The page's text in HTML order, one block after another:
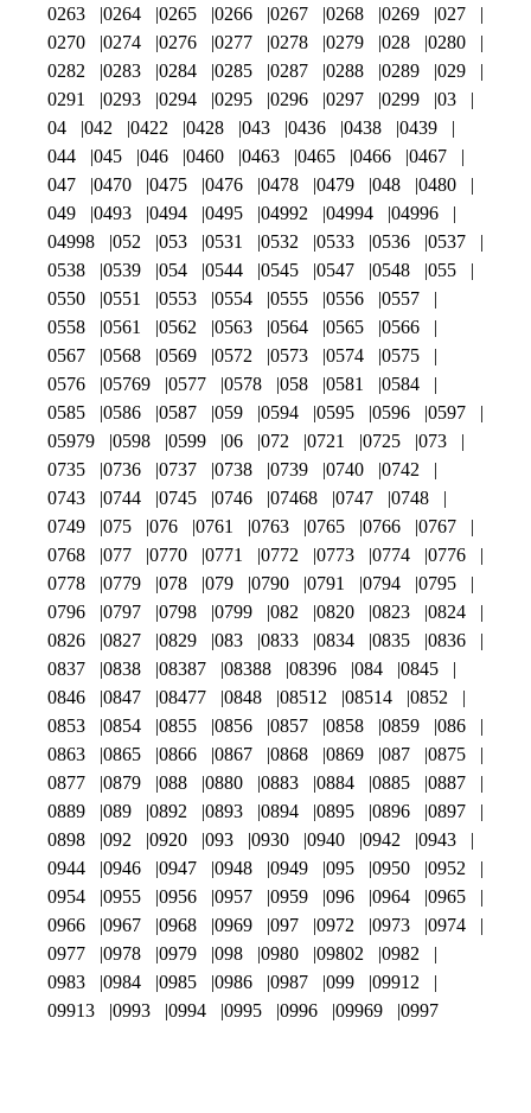
0263 0264 0265 0266 0267 0268 0269
027
0270
0274 0276 0277 0278 0279 028
0280
0282
0283 0284 0285 0287 0288 0289
029
0291
0293 0294 0295 0296 0297 0299
03
04
042 0422 0428 043 0436 0438
0439
044
045 046 0460 0463 0465 0466
0467
047
0470 0475 0476 0478 0479 048
0480
049
0493 0494 0495 04992 04994
04996
04998
052 053 0531 0532 0533 0536
0537
0538
0539 054 0544 0545 0547 0548
055
0550
0551 0553 0554 0555 0556
0557
0558
0561 0562 0563 0564 0565
0566
0567
0568 0569 0572 0573 0574
0575
0576
05769 0577 0578 058 0581
0584
0585
0586 0587 059 0594 0595 0596
0597
05979
0598 0599 06 072 0721 0725
073
0735
0736 0737 0738 0739 0740
0742
0743
0744 0745 0746 07468 0747
0748
0749
075 076 0761 0763 0765 0766
0767
0768
077 0770 0771 0772 0773 0774
0776
0778
0779 078 079 0790 0791 0794
0795
0796
0797 0798 0799 082 0820 0823
0824
0826
0827 0829 083 0833 0834 0835
0836
0837
0838 08387 08388 08396 084
0845
0846
0847 08477 0848 08512 08514
0852
0853
0854 0855 0856 0857 0858 0859
086
0863
0865 0866 0867 0868 0869 087
0875
0877
0879 088 0880 0883 0884 0885
0887
0889
089 0892 0893 0894 0895 0896
0897
0898
092 0920 093 0930 0940 0942
0943
0944
0946 0947 0948 0949 095 0950
0952
0954
0955 0956 0957 0959 096 0964
0965
0966
0967 0968 0969 097 0972 0973
0974
0977
0978 0979 098 0980 09802
0982
0983
0984 0985 0986 0987 099
09912
09913
0993 0994 0995 0996 09969 0997